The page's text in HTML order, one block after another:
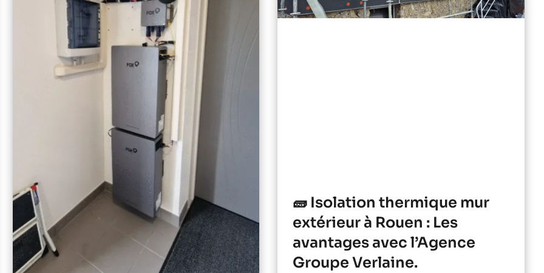
🧱 Isolation thermique mur
extérieur à Rouen : Les
avantages avec l’Agence
Groupe Verlaine.